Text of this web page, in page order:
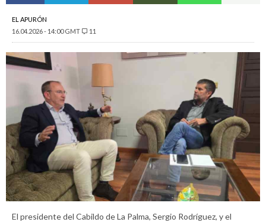
EL APURÓN
16.04.2026 - 14:00 GMT
11
El presidente del Cabildo de La Palma, Sergio Rodríguez, y el